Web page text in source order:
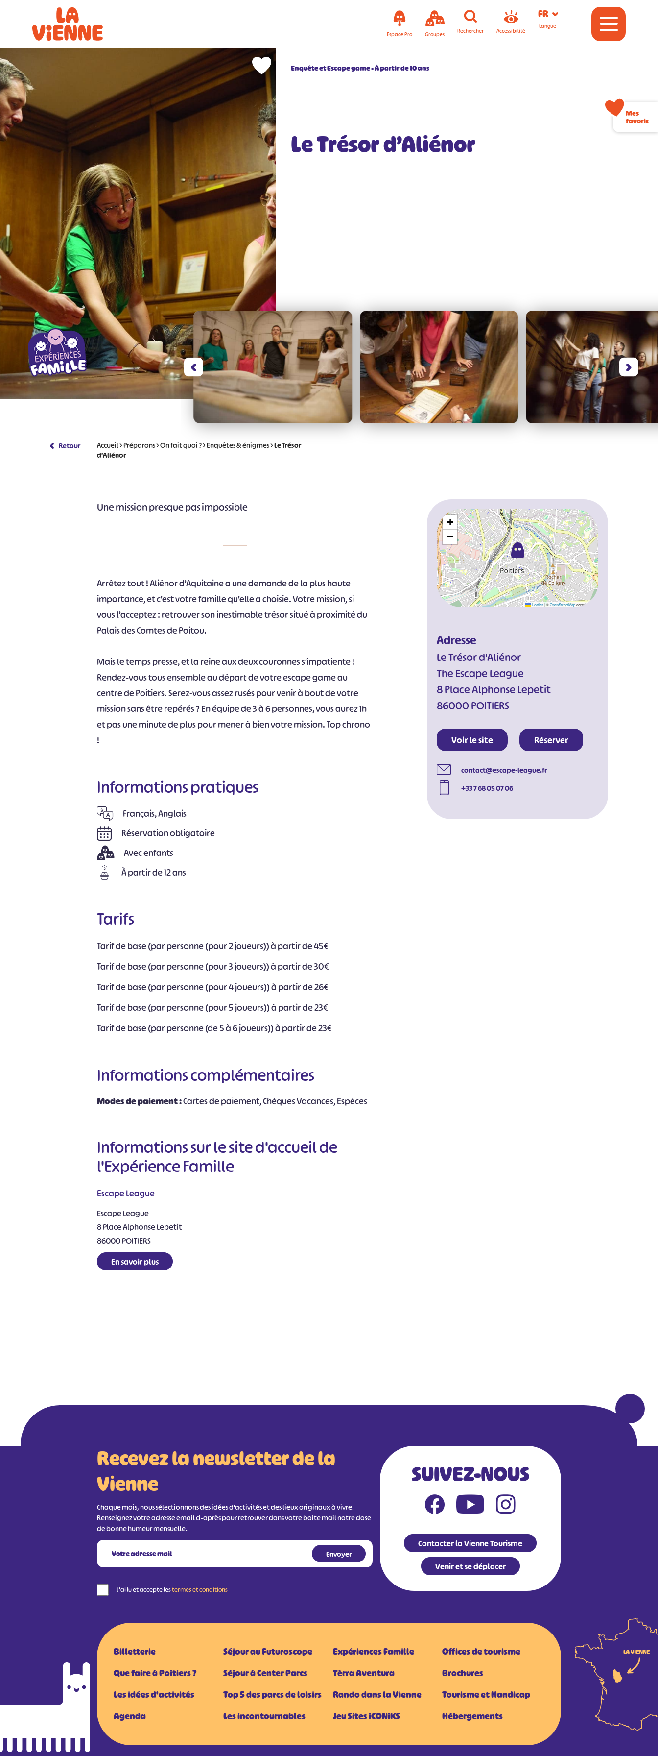
Espace Pro Groupes Rechercher Accessibilité
FR
Langue
Enquête et Escape game À partir de 10 ans
Le Trésor d’Aliénor
Retour Accueil>Préparons>On fait quoi ?>Enquêtes & énigmes>Le Trésor
d’Aliénor
Une mission presque pas impossible
Arrêtez tout ! Aliénor d’Aquitaine a une demande de la plus haute
importance, et c’est votre famille qu’elle a choisie. Votre mission, si
vous l’acceptez : retrouver son inestimable trésor situé à proximité du
Palais des Comtes de Poitou.
Mais le temps presse, et la reine aux deux couronnes s’impatiente !
Rendez-vous tous ensemble au départ de votre escape game au
centre de Poitiers. Serez-vous assez rusés pour venir à bout de votre
mission sans être repérés ? En équipe de 3 à 6 personnes, vous aurez 1h
et pas une minute de plus pour mener à bien votre mission. Top chrono
!
Informations pratiques
Français, Anglais
Réservation obligatoire
Avec enfants
À partir de 12 ans
Tarifs
Tarif de base (par personne (pour 2 joueurs)) à partir de 45€
Tarif de base (par personne (pour 3 joueurs)) à partir de 30€
Tarif de base (par personne (pour 4 joueurs)) à partir de 26€
Tarif de base (par personne (pour 5 joueurs)) à partir de 23€
Tarif de base (par personne (de 5 à 6 joueurs)) à partir de 23€
Informations complémentaires
Modes de paiement :Cartes de paiement, Chèques Vacances, Espèces
Informations sur le site d'accueil de
l'Expérience Famille
Escape League
Escape League
8 Place Alphonse Lepetit
86000 POITIERS
En savoir plus
+
−
Leaflet|©OpenStreetMapcontributors
Adresse
Le Trésor d'Aliénor
The Escape League
8 Place Alphonse Lepetit
86000 POITIERS
Voir le site Réserver
contact@escape-league.fr
+33 7 68 05 07 06
Recevez la newsletter de la
Vienne
Chaque mois, nous sélectionnons des idées d'activités et des lieux originaux à vivre.
Renseignez votre adresse email ci-après pour retrouver dans votre boîte mail notre dose
de bonne humeur mensuelle.
J'ai lu et accepte lestermes et conditions
SUIVEZ-NOUS
Contacter la Vienne Tourisme
Venir et se déplacer
Billetterie
Que faire à Poitiers ?
Les idées d'activités
Agenda
Séjour au Futuroscope
Séjour à Center Parcs
Top 5 des parcs de loisirs
Les incontournables
Expériences Famille
Tèrra Aventura
Rando dans la Vienne
Jeu Sites iCONiKS
Offices de tourisme
Brochures
Tourisme et Handicap
Hébergements
# # # #
#
Mes
favoris
Panneau de gestion des cookies